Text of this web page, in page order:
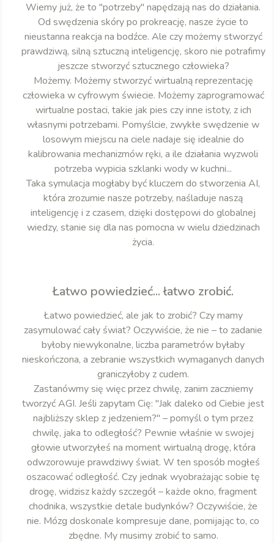
Wiemy już, że to "potrzeby" napędzają nas do działania.
Od swędzenia skóry po prokreację, nasze życie to
nieustanna reakcja na bodźce. Ale czy możemy stworzyć
prawdziwą, silną sztuczną inteligencję, skoro nie potrafimy
jeszcze stworzyć sztucznego człowieka?
Możemy. Możemy stworzyć wirtualną reprezentację
człowieka w cyfrowym świecie. Możemy zaprogramować
wirtualne postaci, takie jak pies czy inne istoty, z ich
własnymi potrzebami. Pomyślcie, zwykłe swędzenie w
losowym miejscu na ciele nadaje się idealnie do
kalibrowania mechanizmów ręki, a ile działania wyzwoli
potrzeba wypicia szklanki wody w kuchni...
Taka symulacja mogłaby być kluczem do stworzenia AI,
która zrozumie nasze potrzeby, naśladuje naszą
inteligencję i z czasem, dzięki dostępowi do globalnej
wiedzy, stanie się dla nas pomocna w wielu dziedzinach
życia.
Łatwo powiedzieć... łatwo zrobić.
Łatwo powiedzieć, ale jak to zrobić? Czy mamy
zasymulować cały świat? Oczywiście, że nie – to zadanie
byłoby niewykonalne, liczba parametrów byłaby
nieskończona, a zebranie wszystkich wymaganych danych
graniczyłoby z cudem.
Zastanówmy się więc przez chwilę, zanim zaczniemy
tworzyć AGI. Jeśli zapytam Cię: "Jak daleko od Ciebie jest
najbliższy sklep z jedzeniem?" – pomyśl o tym przez
chwilę, jaka to odległość? Pewnie właśnie w swojej
głowie utworzyłeś na moment wirtualną drogę, która
odwzorowuje prawdziwy świat. W ten sposób mogłeś
oszacować odległość. Czy jednak wyobrażając sobie tę
drogę, widzisz każdy szczegół – każde okno, fragment
chodnika, wszystkie detale budynków? Oczywiście, że
nie. Mózg doskonale kompresuje dane, pomijając to, co
zbędne. My musimy zrobić to samo.